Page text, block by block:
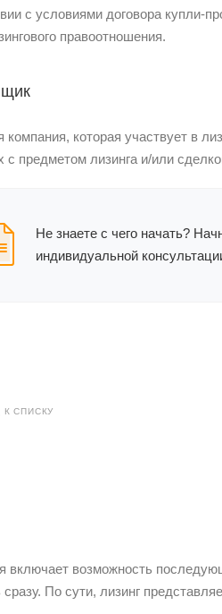
с условиями договора купли-
правоотношения.
компания, которая участвует в
с предметом лизинга и/или
Не знаете с чего начать?
индивидуальной
К СПИСКУ
включает возможность
По сути, лизинг